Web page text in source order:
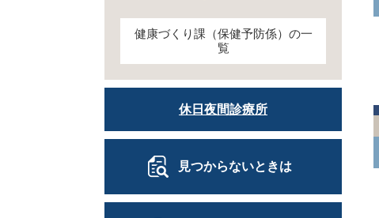
健康づくり課（保健予防係）の一
覧
休日夜間診療所
見つからないときは